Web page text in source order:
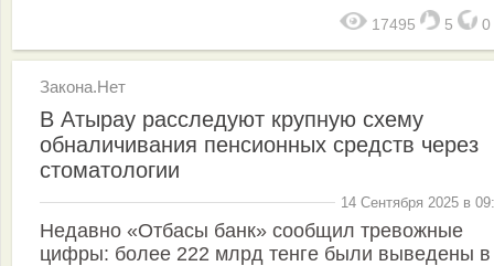
17495 5 0
Закона.Нет
В Атырау расследуют крупную схему
обналичивания пенсионных средств через
стоматологии
14 Сентября 2025 в
Недавно «Отбасы банк» сообщил тревожные
цифры: более 222 млрд тенге были выведены в